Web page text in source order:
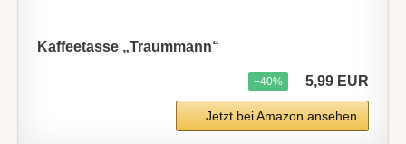
Kaffeetasse „Traummann“
−40% 5,99 EUR
Jetzt bei Amazon ansehen